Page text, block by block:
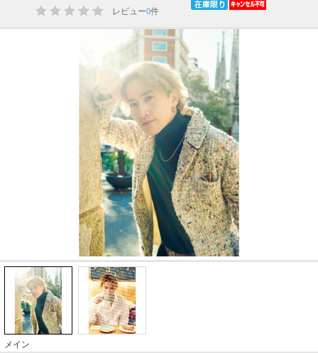
レビュー0件
メイン